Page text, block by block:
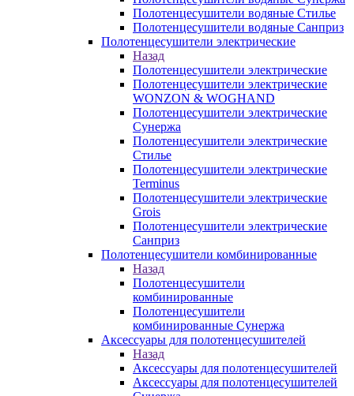
Полотенцесушители водяные Стилье
Полотенцесушители водяные Санприз
Полотенцесушители электрические
Назад
Полотенцесушители электрические
Полотенцесушители электрические
WONZON & WOGHAND
Полотенцесушители электрические
Сунержа
Полотенцесушители электрические
Стилье
Полотенцесушители электрические
Terminus
Полотенцесушители электрические
Grois
Полотенцесушители электрические
Санприз
Полотенцесушители комбинированные
Назад
Полотенцесушители
комбинированные
Полотенцесушители
комбинированные Сунержа
Аксессуары для полотенцесушителей
Назад
Аксессуары для полотенцесушителей
Аксессуары для полотенцесушителей